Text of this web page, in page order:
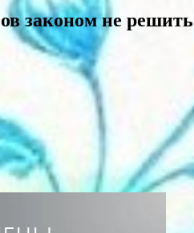
законом не решить